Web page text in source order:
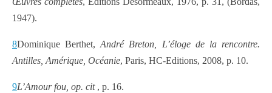
1947).
8Dominique Berthet,André Breton, L’éloge de la rencontre.
Antilles, Amérique, Océanie, Paris, HC-Editions, 2008, p. 10.
9L’Amour fou, op. cit , p. 16.